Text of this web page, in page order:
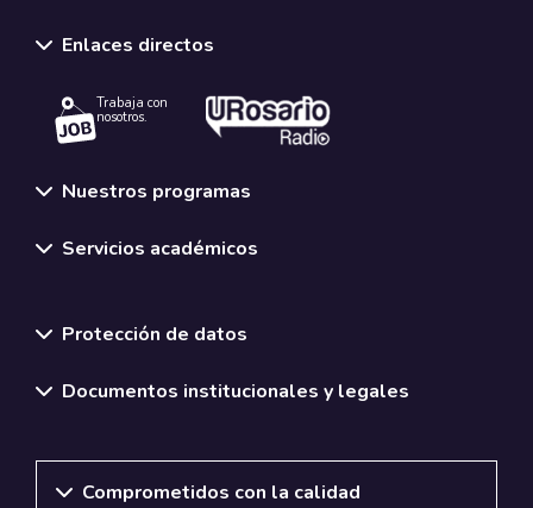
Enlaces directos
Trabaja con
nosotros.
Nuestros programas
Servicios académicos
Protección de datos
Documentos institucionales y legales
Comprometidos con la calidad